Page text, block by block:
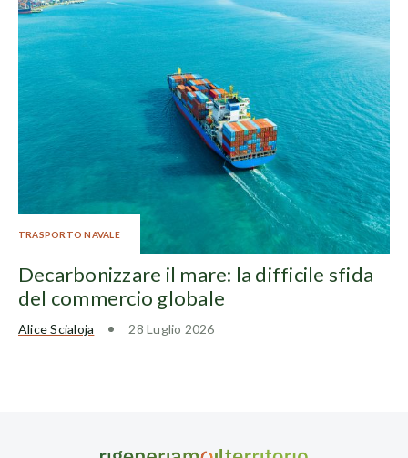
TRASPORTO NAVALE
Decarbonizzare il mare: la difficile sfida
del commercio globale
Alice Scialoja 28 Luglio 2026